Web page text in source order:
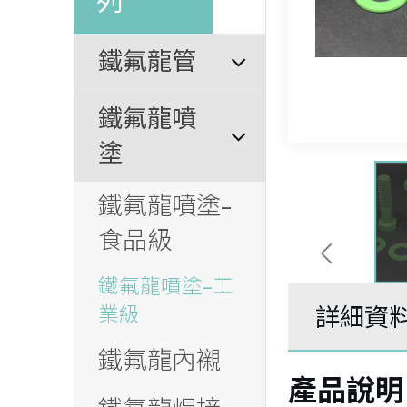
鐵氟龍管
鐵氟龍噴
塗
鐵氟龍噴塗-
食品級
鐵氟龍噴塗-工
業級
鐵氟龍內襯
詳細資
產品說明